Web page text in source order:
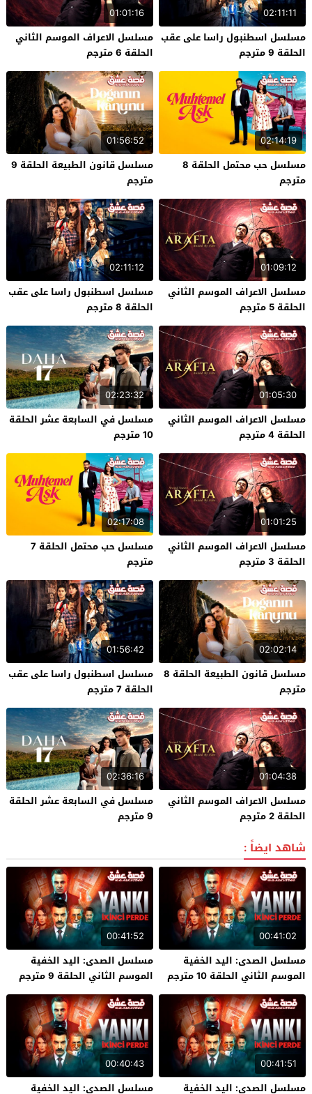
02:11:11
مسلسل اسطنبول راسا على عقب
الحلقة 9 مترجم
01:01:16
مسلسل الاعراف الموسم الثاني
الحلقة 6 مترجم
02:14:19
مسلسل حب محتمل الحلقة 8
مترجم
01:56:52
مسلسل قانون الطبيعة الحلقة 9
مترجم
01:09:12
مسلسل الاعراف الموسم الثاني
الحلقة 5 مترجم
02:11:12
مسلسل اسطنبول راسا على عقب
الحلقة 8 مترجم
01:05:30
مسلسل الاعراف الموسم الثاني
الحلقة 4 مترجم
02:23:32
مسلسل في السابعة عشر الحلقة
10 مترجم
01:01:25
مسلسل الاعراف الموسم الثاني
الحلقة 3 مترجم
02:17:08
مسلسل حب محتمل الحلقة 7
مترجم
02:02:14
مسلسل قانون الطبيعة الحلقة 8
مترجم
01:56:42
مسلسل اسطنبول راسا على عقب
الحلقة 7 مترجم
01:04:38
مسلسل الاعراف الموسم الثاني
الحلقة 2 مترجم
02:36:16
مسلسل في السابعة عشر الحلقة
9 مترجم
شاهد ايضاً :
00:41:02
مسلسل الصدى: اليد الخفية
الموسم الثاني الحلقة 10 مترجم
00:41:52
مسلسل الصدى: اليد الخفية
الموسم الثاني الحلقة 9 مترجم
00:41:51
مسلسل الصدى: اليد الخفية
00:40:43
مسلسل الصدى: اليد الخفية